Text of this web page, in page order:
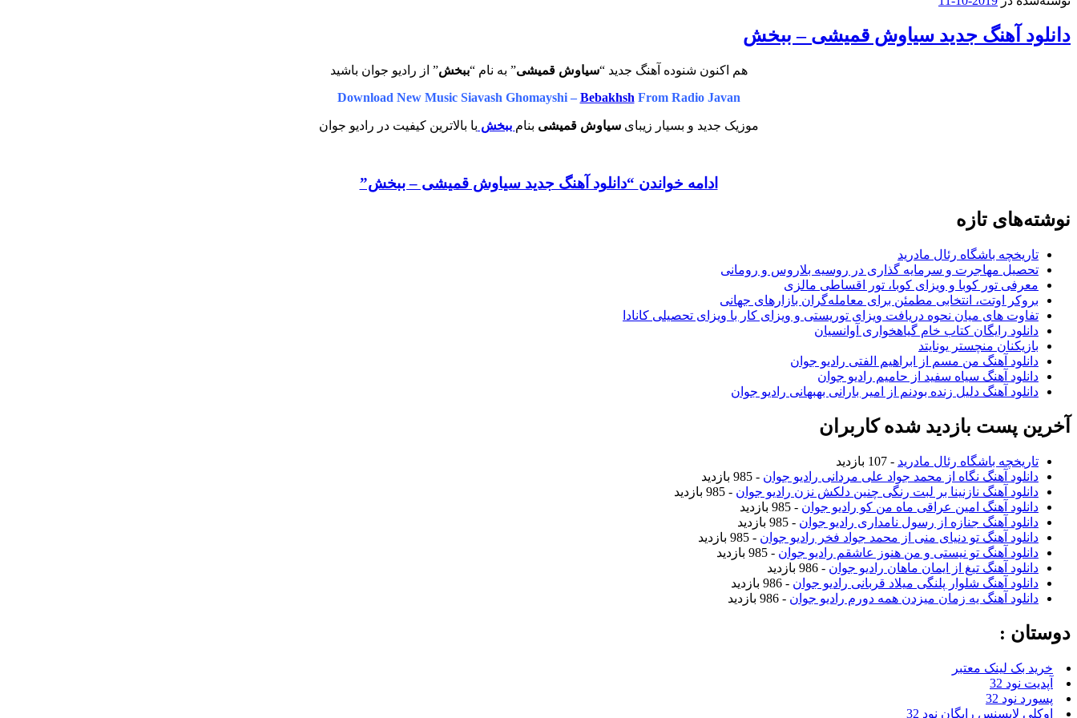
دانلود آهنگ جدید سیاوش قمیشی – ببخش
هم اکنون شنوده آهنگ جدید “سیاوش قمیشی” به نام “ببخش” از رادیو جوان باشید
Download New Music Siavash Ghomayshi – Bebakhsh From Radio Javan
موزیک جدید و بسیار زیبای سیاوش قمیشی بنام ببخش با بالاترین کیفیت در رادیو جوان
ادامه خواندن “دانلود آهنگ جدید سیاوش قمیشی – ببخش”
نوشته‌های تازه
تاریخچه باشگاه رئال مادرید
تحصیل مهاجرت و سرمایه گذاری در روسیه بلاروس و رومانی
معرفی تور کوبا و ویزای کوبا، تور اقساطی مالزی
بروکر اوتت، انتخابی مطمئن برای معامله‌گران بازارهای جهانی
تفاوت های میان نحوه دریافت ویزای توریستی و ویزای کار با ویزای تحصیلی کانادا
دانلود رایگان کتاب خام گیاهخواری آوانسیان
بازیکنان منچستر یونایتد
دانلود آهنگ من مسم از ابراهیم الفتی رادیو جوان
دانلود آهنگ سیاه سفید از حامیم رادیو جوان
دانلود آهنگ دلیل زنده بودنم از امیر بارانی بهبهانی رادیو جوان
آخرین پست بازدید شده کاربران
تاریخچه باشگاه رئال مادرید - 107 بازدید
دانلود آهنگ نگاه از محمد جواد علی مردانی رادیو جوان - 985 بازدید
دانلود آهنگ نازنینا بر لبت رنگی چنین دلکش نزن رادیو جوان - 985 بازدید
دانلود آهنگ امین عراقی ماه من کو رادیو جوان - 985 بازدید
دانلود آهنگ جنازه از رسول نامداری رادیو جوان - 985 بازدید
دانلود آهنگ تو دنیای منی از محمد جواد فخر رادیو جوان - 985 بازدید
دانلود آهنگ تو نیستی و من هنوز عاشقم رادیو جوان - 985 بازدید
دانلود آهنگ تیغ از ایمان ماهان رادیو جوان - 986 بازدید
دانلود آهنگ شلوار پلنگی میلاد قربانی رادیو جوان - 986 بازدید
دانلود آهنگ یه زمان میزدن همه دورم رادیو جوان - 986 بازدید
دوستان :
خرید بک لینک معتبر
آپدیت نود 32
پسورد نود 32
اوکلی لایسنس رایگان نود 32